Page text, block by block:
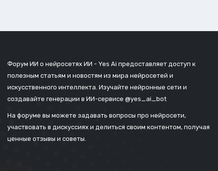
Форум ИИ о нейросетях ИИ - Yes Ai предоставляет доступ к
полезным статьям и новостям из мира нейросетей и
искусственного интеллекта. Изучайте нейронные сети и
создавайте генерации в ИИ-сервисе @yes_ai_bot
На форуме вы можете задавать вопросы про нейросети,
участвовать в дискуссиях и делиться своим контентом, получая
ценные отзывы и советы.